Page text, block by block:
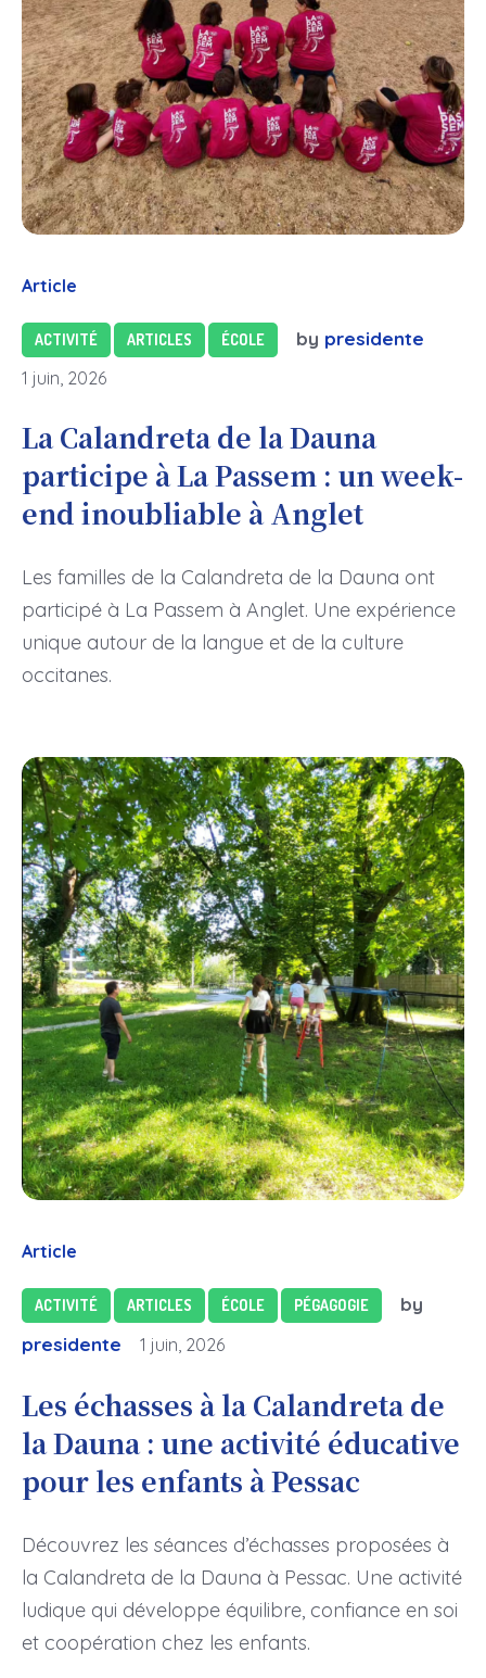
Article
ACTIVITÉ ARTICLES ÉCOLE by presidente
1 juin, 2026
La Calandreta de la Dauna
participe à La Passem : un week-
end inoubliable à Anglet
Les familles de la Calandreta de la Dauna ont
participé à La Passem à Anglet. Une expérience
unique autour de la langue et de la culture
occitanes.
Article
ACTIVITÉ ARTICLES ÉCOLE PÉGAGOGIE
by
presidente
1 juin, 2026
Les échasses à la Calandreta de
la Dauna : une activité éducative
pour les enfants à Pessac
Découvrez les séances d’échasses proposées à
la Calandreta de la Dauna à Pessac. Une activité
ludique qui développe équilibre, confiance en soi
et coopération chez les enfants.